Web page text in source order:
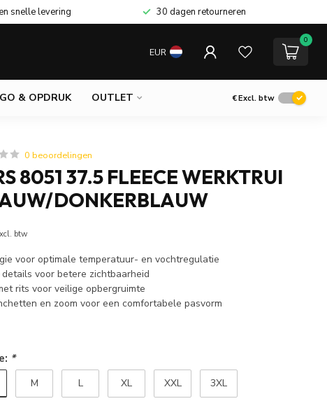
snelle levering 30 dagen retourneren
EUR
0
& OPDRUK OUTLET €Excl. btw
0 beoordelingen
8051 37.5 FLEECE WERKTRUI
DONKERBLAUW
btw
voor optimale temperatuur- en vochtregulatie
voor betere zichtbaarheid
rits voor veilige opbergruimte
en zoom voor een comfortabele pasvorm
*
M L XL XXL 3XL